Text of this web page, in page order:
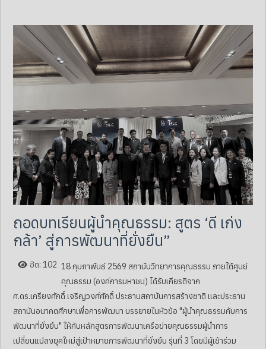
ถอดบทเรียนผู้นำคุณธรรม: สูตร ‘ดี เก่ง
กล้า’ สู่การพัฒนาที่ยั่งยืน”
ฮิต: 102 18 กุมภาพันธ์ 2569 สถาบันวิทยาการคุณธรรม ภายใต้ศูนย์
คุณธรรม (องค์การมหาชน) ได้รับเกียรติจาก
ศ.ดร.เกรียงศักดิ์ เจริญวงศ์ศักดิ์ ประธานสถาบันการสร้างชาติ และประธาน
สถาบันอนาคตศึกษาเพื่อการพัฒนา บรรยายในหัวข้อ "ผู้นำคุณธรรมกับการ
พัฒนาที่ยั่งยืน" ให้กับหลักสูตรการพัฒนาเครือข่ายคุณธรรมผู้นำการ
เปลี่ยนแปลงยุคใหม่สู่เป้าหมายการพัฒนาที่ยั่งยืน รุ่นที่ 3 โดยมีผู้เข้าร่วม